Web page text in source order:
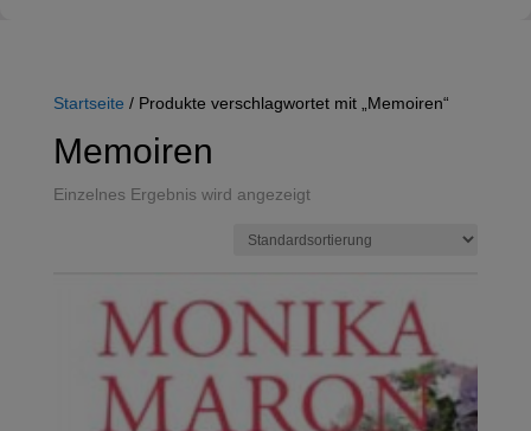
Startseite / Produkte verschlagwortet mit „Memoiren“
Memoiren
Einzelnes Ergebnis wird angezeigt